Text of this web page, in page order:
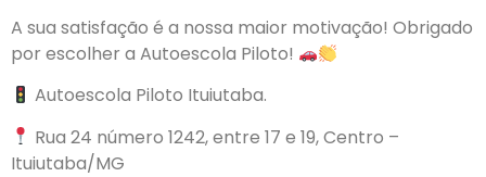
A sua satisfação é a nossa maior motivação! Obrigado
por escolher a Autoescola Piloto!
Autoescola Piloto Ituiutaba.
Rua 24 número 1242, entre 17 e 19, Centro –
Ituiutaba/MG